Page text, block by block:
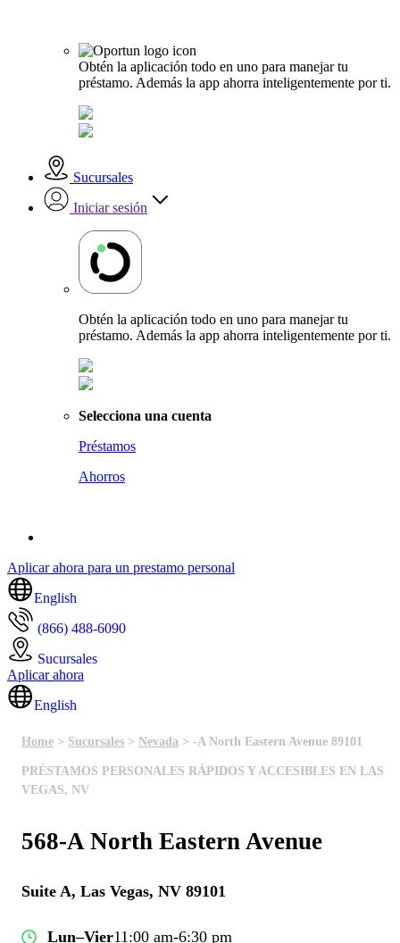
Obtén la aplicación todo en uno para manejar tu
préstamo. Además la app ahorra inteligentemente por ti.
Sucursales
Iniciar sesión
Obtén la aplicación todo en uno para manejar tu
préstamo. Además la app ahorra inteligentemente por ti.
Selecciona una cuenta
Préstamos
Ahorros
Aplicar ahora para un prestamo personal
English
(866) 488-6090
Sucursales
Aplicar ahora
English
Home > Sucursales > Nevada > -A North Eastern Avenue 89101
PRÉSTAMOS PERSONALES RÁPIDOS Y ACCESIBLES EN LAS
VEGAS, NV
568-A North Eastern Avenue
Suite A, Las Vegas, NV 89101
Lun–Vier11:00 am-6:30 pm